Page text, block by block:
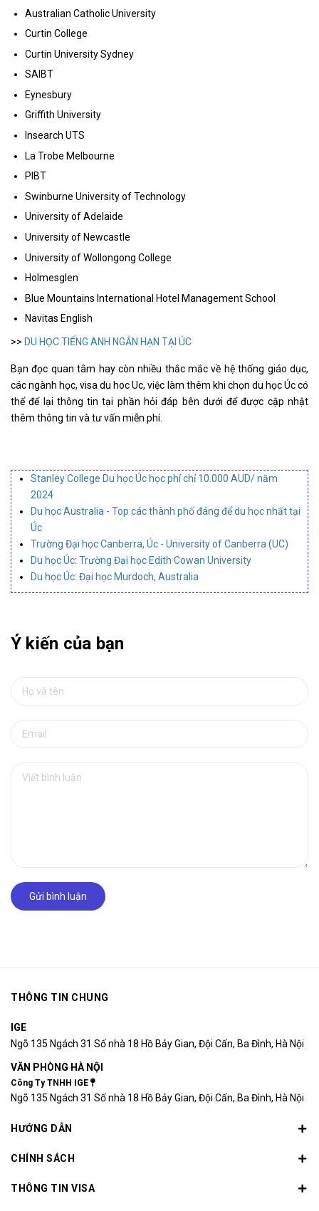
Australian Catholic University
Curtin College
Curtin University Sydney
SAIBT
Eynesbury
Griffith University
Insearch UTS
La Trobe Melbourne
PIBT
Swinburne University of Technology
University of Adelaide
University of Newcastle
University of Wollongong College
Holmesglen
Blue Mountains International Hotel Management School
Navitas English
>> DU HỌC TIẾNG ANH NGẮN HẠN TẠI ÚC
Bạn đọc quan tâm hay còn nhiều thắc mắc về hệ thống giáo dục,
các ngành học, visa du hoc Uc, việc làm thêm khi chọn du học Úc có
thể để lại thông tin tại phần hỏi đáp bên dưới để được cập nhật
thêm thông tin và tư vấn miễn phí.
Stanley College Du học Úc học phí chỉ 10.000 AUD/ năm
2024
Du học Australia - Top các thành phố đáng để du học nhất tại
Úc
Trường Đại học Canberra, Úc - University of Canberra (UC)
Du học Úc: Trường Đại học Edith Cowan University
Du học Úc: Đại học Murdoch, Australia
Ý kiến của bạn
Gửi bình luận
THÔNG TIN CHUNG
IGE
Ngõ 135 Ngách 31 Số nhà 18 Hồ Bảy Gian, Đội Cấn, Ba Đình, Hà Nội
VĂN PHÒNG HÀ NỘI
Công Ty TNHH IGE
Ngõ 135 Ngách 31 Số nhà 18 Hồ Bảy Gian, Đội Cấn, Ba Đình, Hà Nội
HƯỚNG DẪN
CHÍNH SÁCH
THÔNG TIN VISA